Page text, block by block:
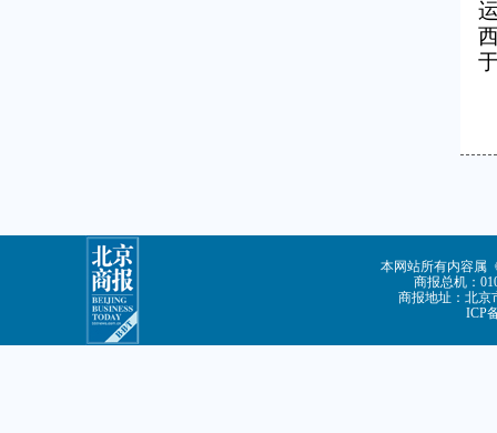
本网站所有内容属
商报总机：
商报地址：北京
ICP